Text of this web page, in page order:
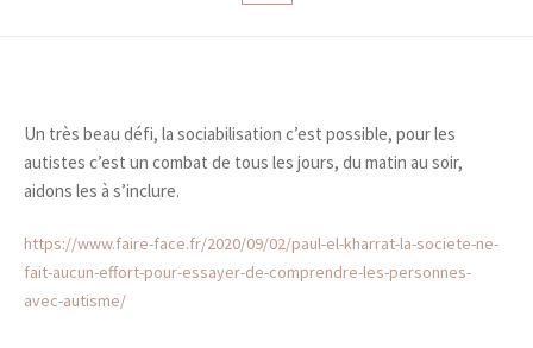
Un très beau défi, la sociabilisation c’est possible, pour les
autistes c’est un combat de tous les jours, du matin au soir,
aidons les à s’inclure.
https://www.faire-face.fr/2020/09/02/paul-el-kharrat-la-societe-ne-
fait-aucun-effort-pour-essayer-de-comprendre-les-personnes-
avec-autisme/